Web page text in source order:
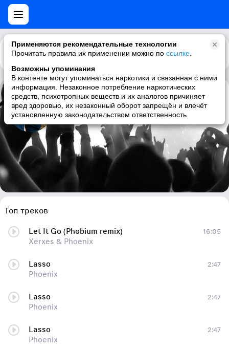
Применяются рекомендательные технологии
Прочитать правила их применении можно по ссылке
Возможны упоминания
В контенте могут упоминаться наркотики и связанная с ними
информация. Незаконное потребление наркотических
средств, психотропных веществ и их аналогов причиняет
вред здоровью, их незаконный оборот запрещён и влечёт
установленную законодательством ответственность
Каталог Рекомендации
Phoenix
indie, french, indie pop, electronic
Топ треков
Let It Go (Phobium remix)
Xerxes & Phoenix
16:05
Lasso
Phoenix
2:47
Lasso
Phoenix
2:47
Lasso
Phoenix
2:47